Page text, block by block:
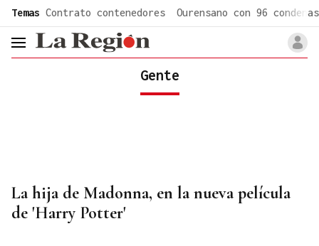
Temas Contrato contenedores Ourensano con 96 condenas
header.menu.open
Gente
La hija de Madonna, en la nueva película
de 'Harry Potter'